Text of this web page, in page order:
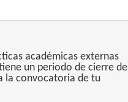
académicas externas
un periodo de cierre de
la convocatoria de tu